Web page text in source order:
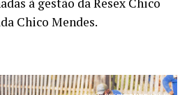
Chico Mendes.